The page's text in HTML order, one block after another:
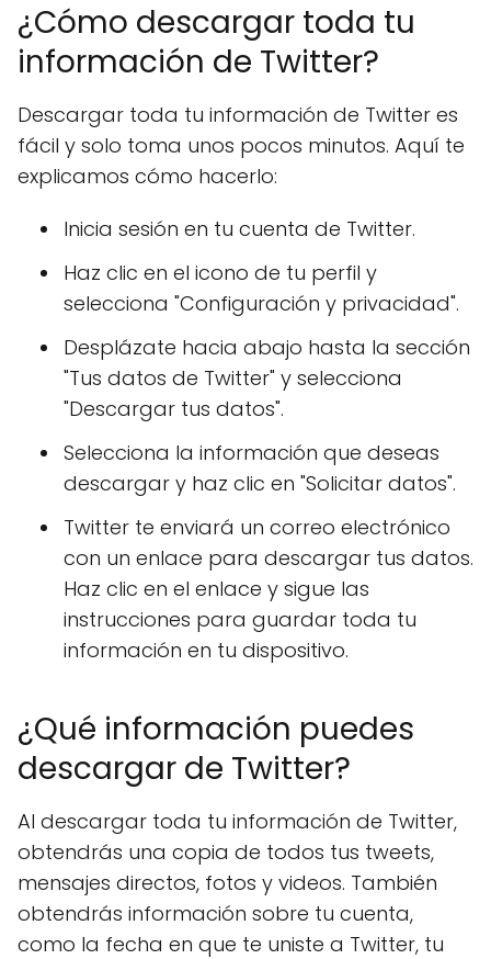
¿Cómo descargar toda tu
información de Twitter?
Descargar toda tu información de Twitter es
fácil y solo toma unos pocos minutos. Aquí te
explicamos cómo hacerlo:
Inicia sesión en tu cuenta de Twitter.
Haz clic en el icono de tu perfil y
selecciona "Configuración y privacidad".
Desplázate hacia abajo hasta la sección
"Tus datos de Twitter" y selecciona
"Descargar tus datos".
Selecciona la información que deseas
descargar y haz clic en "Solicitar datos".
Twitter te enviará un correo electrónico
con un enlace para descargar tus datos.
Haz clic en el enlace y sigue las
instrucciones para guardar toda tu
información en tu dispositivo.
¿Qué información puedes
descargar de Twitter?
Al descargar toda tu información de Twitter,
obtendrás una copia de todos tus tweets,
mensajes directos, fotos y videos. También
obtendrás información sobre tu cuenta,
como la fecha en que te uniste a Twitter, tu